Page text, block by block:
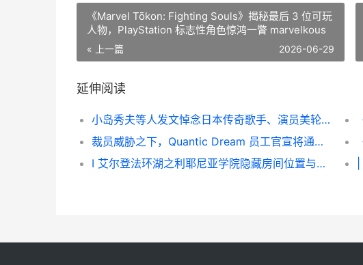
《Marvel Tōkon: Fighting Souls》揭秘最后 3 位可玩
人物，PlayStation 标志性角色惊鸿一瞥 marvelkous
« 上一篇 2026-06-29
延伸阅读
小岛秀夫等人发文悼念日本传奇歌手、演员美轮明宏，其曾为《幽灵公主》犬神莫罗配音，享年91岁。 小岛秀夫的地位
裁员威胁之下，Quantic Dream 员工官宣将通过罢工挽救 星球大战：日蚀 免遭关掉。 裁员的危害
I 艾尔登法环湖之利耶尼亚学院隐藏房间位置与探索指南